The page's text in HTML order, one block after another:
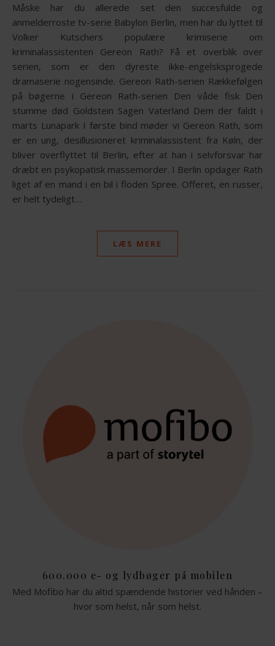
Måske har du allerede set den succesfulde og
anmelderroste tv-serie Babylon Berlin, men har du lyttet til
Volker Kutschers populære krimiserie om
kriminalassistenten Gereon Rath? Få et overblik over
serien, som er den dyreste ikke-engelsksprogede
dramaserie nogensinde. Gereon Rath-serien Rækkefølgen
på bøgerne i Gereon Rath-serien Den våde fisk Den
stumme død Goldstein Sagen Vaterland Dem der faldt i
marts Lunapark I første bind møder vi Gereon Rath, som
er en ung, desillusioneret kriminalassistent fra Køln, der
bliver overflyttet til Berlin, efter at han i selvforsvar har
dræbt en psykopatisk massemorder. I Berlin opdager Rath
liget af en mand i en bil i floden Spree. Offeret, en russer,
er helt tydeligt…
LÆS MERE
600.000 e- og lydbøger på mobilen
Med Mofibo har du altid spændende historier ved hånden –
hvor som helst, når som helst.